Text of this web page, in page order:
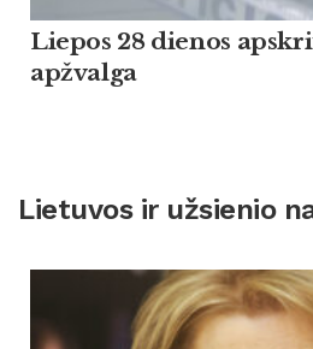
Liepos 28 dienos
apžvalga
Lietuvos ir užsienio